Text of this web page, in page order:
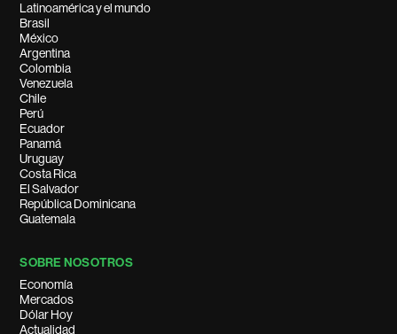
Latinoamérica y el mundo
Brasil
México
Argentina
Colombia
Venezuela
Chile
Perú
Ecuador
Panamá
Uruguay
Costa Rica
El Salvador
República Dominicana
Guatemala
SOBRE NOSOTROS
Economía
Mercados
Dólar Hoy
Actualidad